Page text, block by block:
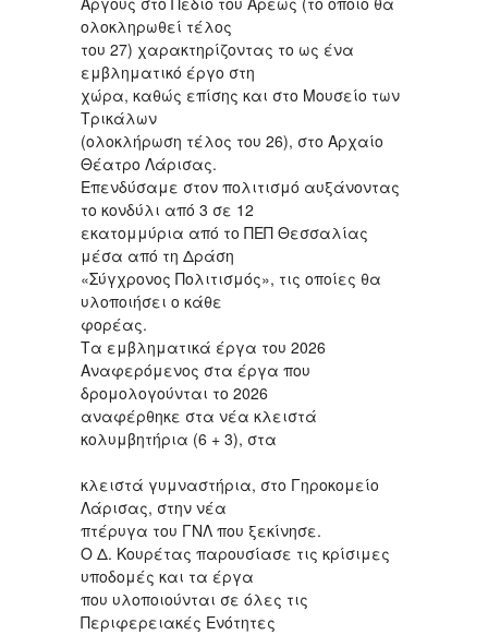
ολοκληρωθεί τέλος
του 27) χαρακτηρίζοντας το ως ένα
εμβληματικό έργο στη
χώρα, καθώς επίσης και στο Μουσείο των
Τρικάλων
(ολοκλήρωση τέλος του 26), στο Αρχαίο
Θέατρο Λάρισας.
Επενδύσαμε στον πολιτισμό αυξάνοντας
το κονδύλι από 3 σε 12
εκατομμύρια από το ΠΕΠ Θεσσαλίας
μέσα από τη Δράση
«Σύγχρονος Πολιτισμός», τις οποίες θα
υλοποιήσει ο κάθε
φορέας.
Τα εμβληματικά έργα του 2026
Αναφερόμενος στα έργα που
δρομολογούνται το 2026
αναφέρθηκε στα νέα κλειστά
κολυμβητήρια (6 + 3), στα
κλειστά γυμναστήρια, στο Γηροκομείο
Λάρισας, στην νέα
πτέρυγα του ΓΝΛ που ξεκίνησε.
Ο Δ. Κουρέτας παρουσίασε τις κρίσιμες
υποδομές και τα έργα
που υλοποιούνται σε όλες τις
Περιφερειακές Ενότητες